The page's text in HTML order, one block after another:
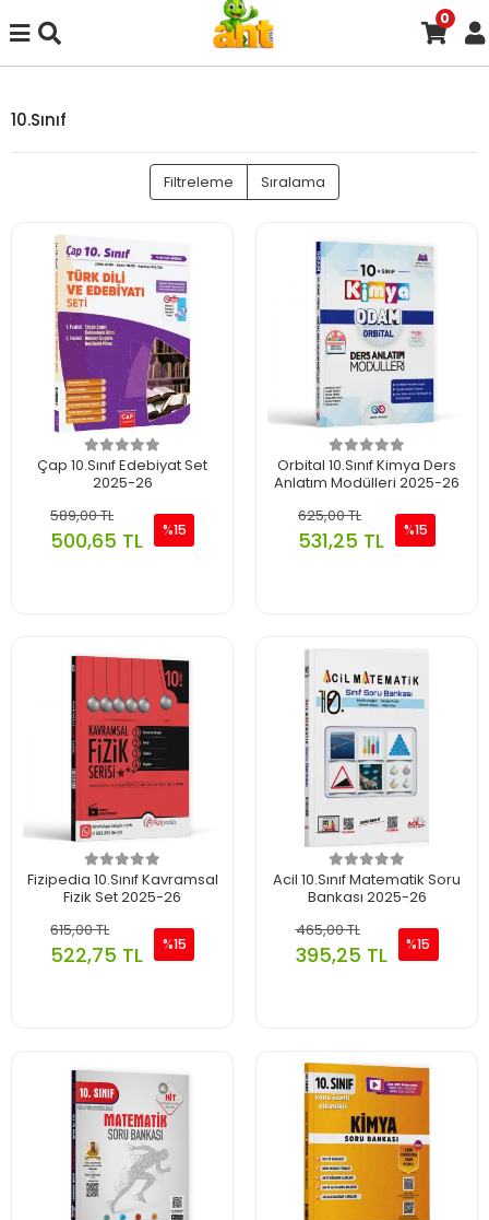
0
10.Sınıf
Filtreleme Sıralama
Çap 10.Sınıf Edebiyat Set
2025-26
589,00 TL
500,65 TL %15
Orbital 10.Sınıf Kimya Ders
Anlatım Modülleri 2025-26
625,00 TL
531,25 TL %15
Fizipedia 10.Sınıf Kavramsal
Fizik Set 2025-26
615,00 TL
522,75 TL %15
Acil 10.Sınıf Matematik Soru
Bankası 2025-26
465,00 TL
395,25 TL %15